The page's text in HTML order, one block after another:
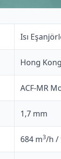
Isı
Hong Kong
ACF-MR
1,7 mm
684 m3/h /